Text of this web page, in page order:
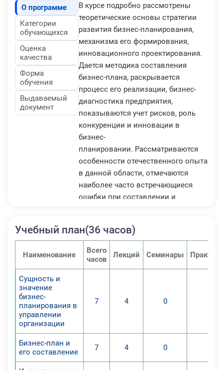
О программе
Категории
обучающихся
Оценка
качества
Форма
обучения
Выдаваемый
документ
В курсе подробно рассмотрены
теоретические основы стратегии
развития бизнес-планирования,
механизма его формирования,
инновационного проектирования.
Дается методика составления
бизнес-плана, раскрывается
процесс его реализации, бизнес-
диагностика предприятия,
показываются учет рисков, роль
конкуренции и инновации в
бизнес-
планировании. Рассматриваются
особенности отечественного опыта
в данной области, отмечаются
наиболее часто встречающиеся
ошибки при составлении и
устранения.
обоснованию, разработке и
созданию бизнес-планов
инвестиционном анализе, как
информационной базой
инвестиционного анализа;
Учебный план(36 часов)
Наименование
Всего
часов
Лекций Семинары
Сущность и
значение
бизнес-
планирования в
управлении
организации
7 4 0
Бизнес-план и
его составление
7 4 0